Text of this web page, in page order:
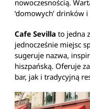
nowoczesnością.
‘domowych’ drinków
Cafe Sevilla to jedna
jednocześnie miejsc
sugeruje nazwa,
hiszpańską. Oferuje
bar, jak i tradycyjną